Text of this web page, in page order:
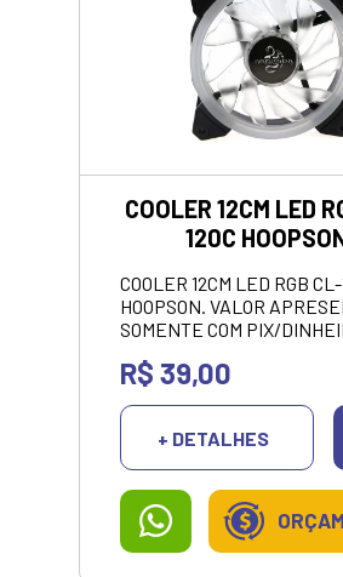
COOLER 12CM LED
120C
COOLER 12CM LED RGB
HOOPSON. VALOR APRESENTADO
SOMENTE COM PIX/
R$ 39,00
+ DETALHES